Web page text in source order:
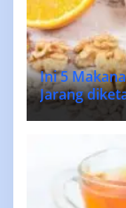
Ini 5
Jarang